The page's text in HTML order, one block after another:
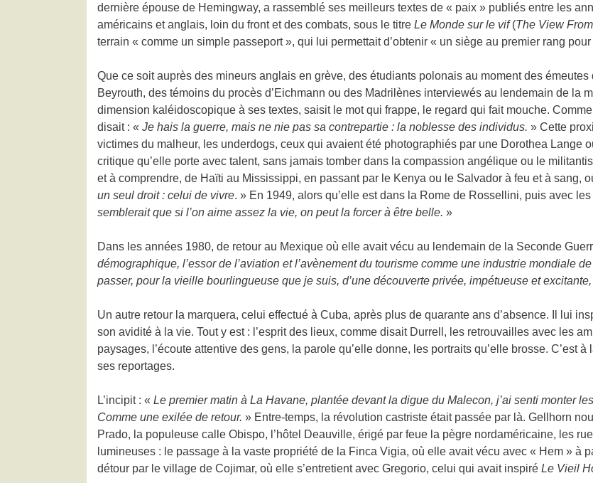
dernière épouse de Hemingway, a rassemblé ses meilleurs textes de « paix » publiés entre les
américains et anglais, loin du front et des combats, sous le titre Le Monde sur le vif(The View
terrain « comme un simple passeport », qui lui permettait d’obtenir « un siège au premier rang
Que ce soit auprès des mineurs anglais en grève, des étudiants polonais au moment des
Beyrouth, des témoins du procès d’Eichmann ou des Madrilènes interviewés au lendemain de la
dimension kaléidoscopique à ses textes, saisit le mot qui frappe, le regard qui fait mouche.
disait : « Je hais la guerre, mais ne nie pas sa contrepartie : la noblesse des individus. » Cette
victimes du malheur, les underdogs, ceux qui avaient été photographiés par une Dorothea Lange
critique qu’elle porte avec talent, sans jamais tomber dans la compassion angélique ou le
et à comprendre, de Haïti au Mississippi, en passant par le Kenya ou le Salvador à feu et à sang,
un seul droit : celui de vivre. » En 1949, alors qu’elle est dans la Rome de Rossellini, puis avec
semblerait que si l’on aime assez la vie, on peut la forcer à être belle. »
Dans les années 1980, de retour au Mexique où elle avait vécu au lendemain de la Seconde
démographique, l’essor de l’aviation et l’avènement du tourisme comme une industrie mondiale
passer, pour la vieille bourlingueuse que je suis, d’une découverte privée, impétueuse et
Un autre retour la marquera, celui effectué à Cuba, après plus de quarante ans d’absence. Il lui
son avidité à la vie. Tout y est : l’esprit des lieux, comme disait Durrell, les retrouvailles avec les
paysages, l’écoute attentive des gens, la parole qu’elle donne, les portraits qu’elle brosse. C’est
ses reportages.
L’incipit : « Le premier matin à La Havane, plantée devant la digue du Malecon, j’ai senti monter
Comme une exilée de retour. » Entre-temps, la révolution castriste était passée par là. Gellhorn
Prado, la populeuse calle Obispo, l’hôtel Deauville, érigé par feue la pègre nordaméricaine, les
lumineuses : le passage à la vaste propriété de la Finca Vigia, où elle avait vécu avec « Hem » à
détour par le village de Cojimar, où elle s’entretient avec Gregorio, celui qui avait inspiré Le Vieil